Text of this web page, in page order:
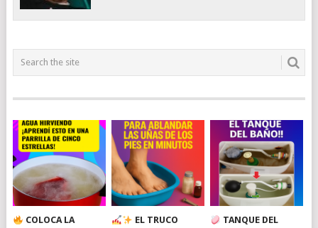
COLOCA LA
EL TRUCO
TANQUE DEL